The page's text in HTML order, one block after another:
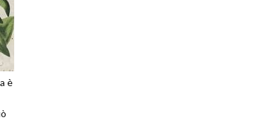
è